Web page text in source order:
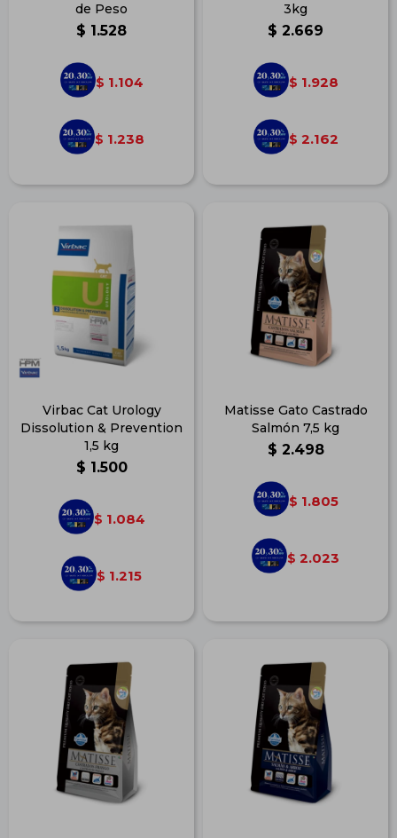
de Peso
$ 1.528
$ 1.104
$ 1.238
3kg
$ 2.669
$ 1.928
$ 2.162
Virbac Cat Urology
Dissolution & Prevention
1,5 kg
$ 1.500
$ 1.084
$ 1.215
Matisse Gato Castrado
Salmón 7,5 kg
$ 2.498
$ 1.805
$ 2.023